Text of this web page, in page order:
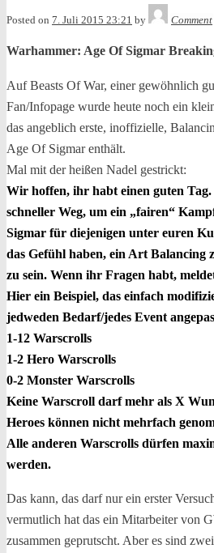
Posted on 7. Juli 2015 23:21 by
Comment
Warhammer: Age Of Sigmar
Auf Beasts Of War, einer gewöhnlich
Fan/Infopage wurde heute noch ein
das angeblich erste, inoffizielle,
Age Of Sigmar enthält.
Mal mit der heißen Nadel gestrickt:
Wir hoffen, ihr habt einen guten
schneller Weg, um ein „fairen“
Sigmar für diejenigen unter euren
das Gefühl haben, ein Art Balancing
zu sein. Wenn ihr Fragen habt,
Hier ein Beispiel, das einfach
jedweden Bedarf/jedes Event
1-12 Warscrolls
1-2 Hero Warscrolls
0-2 Monster Warscrolls
Keine Warscroll darf mehr als X
Heroes können nicht mehrfach
Alle anderen Warscrolls dürfen
werden.
Das kann, das darf nur ein erster
vermutlich hat das ein Mitarbeiter von
zusammen geprutscht. Aber es sind